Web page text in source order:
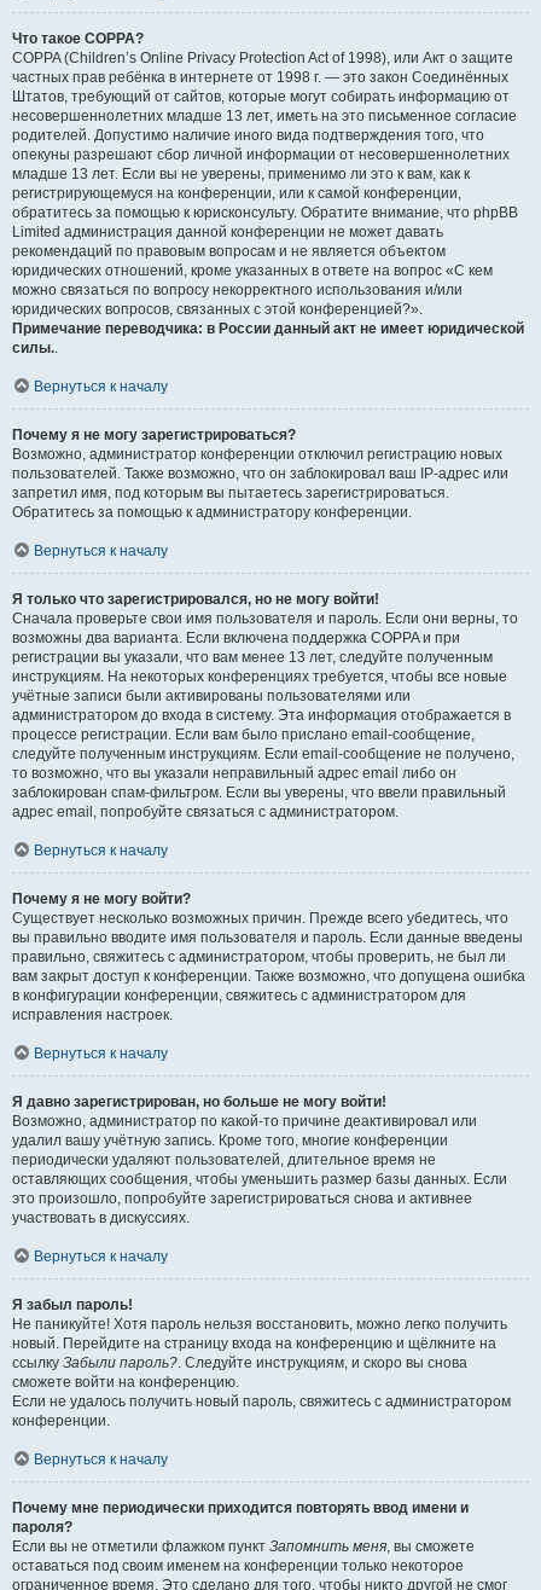
Что такое COPPA?
COPPA (Children’s Online Privacy Protection Act of 1998), или Акт о защите
частных прав ребёнка в интернете от 1998 г. — это закон Соединённых
Штатов, требующий от сайтов, которые могут собирать информацию от
несовершеннолетних младше 13 лет, иметь на это письменное согласие
родителей. Допустимо наличие иного вида подтверждения того, что
опекуны разрешают сбор личной информации от несовершеннолетних
младше 13 лет. Если вы не уверены, применимо ли это к вам, как к
регистрирующемуся на конференции, или к самой конференции,
обратитесь за помощью к юрисконсульту. Обратите внимание, что phpBB
Limited администрация данной конференции не может давать
рекомендаций по правовым вопросам и не является объектом
юридических отношений, кроме указанных в ответе на вопрос «С кем
можно связаться по вопросу некорректного использования и/или
юридических вопросов, связанных с этой конференцией?».
Примечание переводчика: в России данный акт не имеет юридической
силы..
Вернуться к началу
Почему я не могу зарегистрироваться?
Возможно, администратор конференции отключил регистрацию новых
пользователей. Также возможно, что он заблокировал ваш IP-адрес или
запретил имя, под которым вы пытаетесь зарегистрироваться.
Обратитесь за помощью к администратору конференции.
Вернуться к началу
Я только что зарегистрировался, но не могу войти!
Сначала проверьте свои имя пользователя и пароль. Если они верны, то
возможны два варианта. Если включена поддержка COPPA и при
регистрации вы указали, что вам менее 13 лет, следуйте полученным
инструкциям. На некоторых конференциях требуется, чтобы все новые
учётные записи были активированы пользователями или
администратором до входа в систему. Эта информация отображается в
процессе регистрации. Если вам было прислано email-сообщение,
следуйте полученным инструкциям. Если email-сообщение не получено,
то возможно, что вы указали неправильный адрес email либо он
заблокирован спам-фильтром. Если вы уверены, что ввели правильный
адрес email, попробуйте связаться с администратором.
Вернуться к началу
Почему я не могу войти?
Существует несколько возможных причин. Прежде всего убедитесь, что
вы правильно вводите имя пользователя и пароль. Если данные введены
правильно, свяжитесь с администратором, чтобы проверить, не был ли
вам закрыт доступ к конференции. Также возможно, что допущена ошибка
в конфигурации конференции, свяжитесь с администратором для
исправления настроек.
Вернуться к началу
Я давно зарегистрирован, но больше не могу войти!
Возможно, администратор по какой-то причине деактивировал или
удалил вашу учётную запись. Кроме того, многие конференции
периодически удаляют пользователей, длительное время не
оставляющих сообщения, чтобы уменьшить размер базы данных. Если
это произошло, попробуйте зарегистрироваться снова и активнее
участвовать в дискуссиях.
Вернуться к началу
Я забыл пароль!
Не паникуйте! Хотя пароль нельзя восстановить, можно легко получить
новый. Перейдите на страницу входа на конференцию и щёлкните на
ссылку Забыли пароль?. Следуйте инструкциям, и скоро вы снова
сможете войти на конференцию.
Если не удалось получить новый пароль, свяжитесь с администратором
конференции.
Вернуться к началу
Почему мне периодически приходится повторять ввод имени и
пароля?
Если вы не отметили флажком пункт Запомнить меня, вы сможете
оставаться под своим именем на конференции только некоторое
ограниченное время. Это сделано для того, чтобы никто другой не смог